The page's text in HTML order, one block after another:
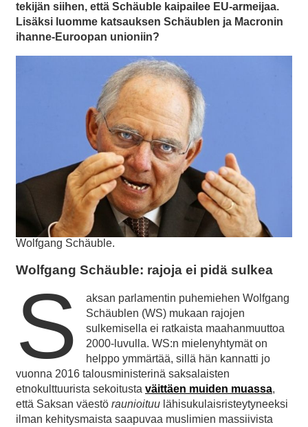
tekijän siihen, että Schäuble kaipailee EU-armeijaa.
Lisäksi luomme katsauksen Schäublen ja Macronin
ihanne-Euroopan unioniin?
Wolfgang Schäuble.
Wolfgang Schäuble: rajoja ei pidä sulkea
S
aksan parlamentin puhemiehen Wolfgang
Schäublen (WS) mukaan rajojen
sulkemisella ei ratkaista maahanmuuttoa
2000-luvulla. WS:n mielenyhtymät on
helppo ymmärtää, sillä hän kannatti jo
vuonna 2016 talousministerinä saksalaisten
etnokulttuurista sekoitusta väittäen muiden muassa,
että Saksan väestö raunioituu lähisukulaisristeytyneeksi
ilman kehitysmaista saapuvaa muslimien massiivista